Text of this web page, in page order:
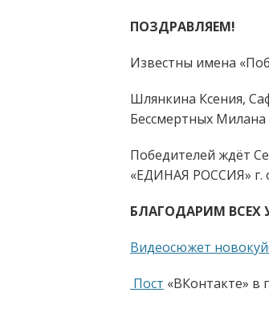
ПОЗДРАВЛЯЕМ!
Известны имена
Шлянкина Ксения,
Бессмертных Милана
Победителей ждёт
«ЕДИНАЯ РОССИЯ» г.
БЛАГОДАРИМ ВСЕХ
Видеосюжет
Пост «ВКонтакте» в